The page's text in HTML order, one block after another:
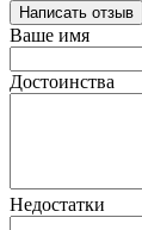
Написать отзыв
Ваше имя
Достоинства
Недостатки